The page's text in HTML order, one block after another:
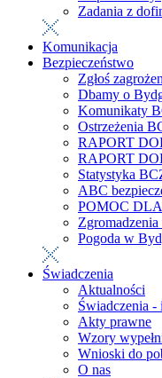
Zadania z
Komunikacja
Bezpieczeństwo
Zgłoś
Dbamy o
Komunikaty
Ostrzeżenia
RAPORT
RAPORT
Statystyka
ABC
POMOC
Pogoda w
Świadczenia
Aktualności
Świadczenia -
Akty prawne
Wzory
Wnioski do
O nas